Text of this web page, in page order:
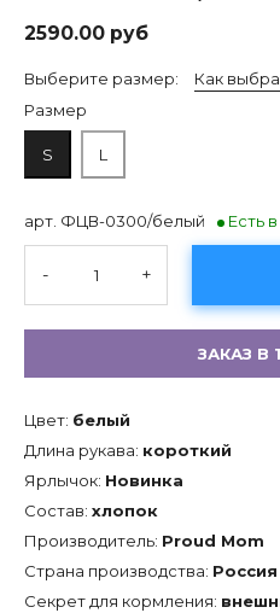
2590.00 руб
Выберите размер:
Как
Размер
S L
арт. ФЦВ-0300/белый Есть
- +
ЗАКАЗ В
Цвет: белый
Длина рукава: короткий
Ярлычок: Новинка
Состав: хлопок
Производитель: Proud Mom
Страна производства: Россия
Секрет для кормления: